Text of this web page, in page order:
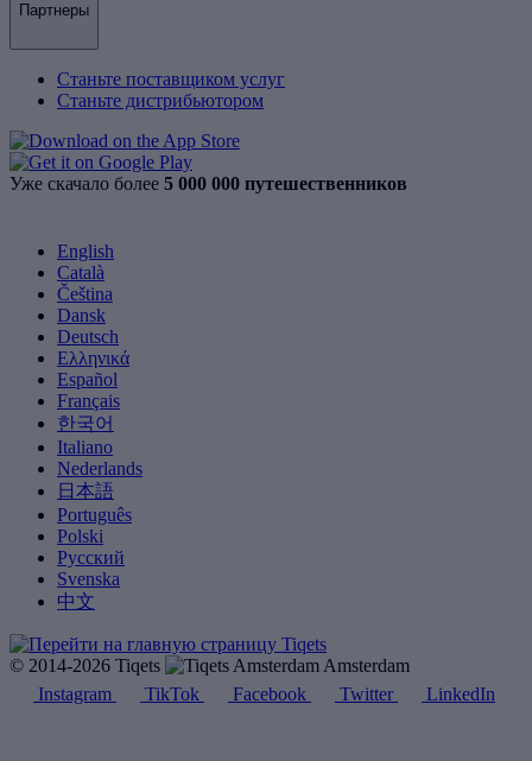
Партнеры
Станьте поставщиком услуг
Станьте дистрибьютором
Уже скачало более 5 000 000 путешественников
English
Català
Čeština
Dansk
Deutsch
Ελληνικά
Español
Français
한국어
Italiano
Nederlands
日本語
Português
Polski
Русский
Svenska
中文
© 2014-2026 Tiqets
Amsterdam
Instagram
TikTok Facebook Twitter LinkedIn